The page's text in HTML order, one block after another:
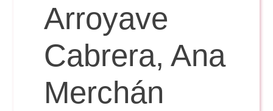
Arroyave
Cabrera, Ana
Merchán